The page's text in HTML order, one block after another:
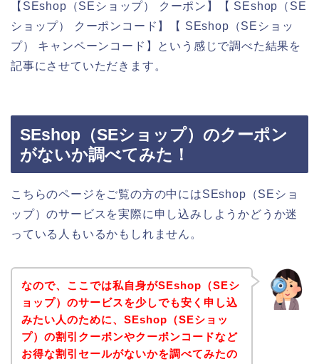
【SEshop（SEショップ） クーポン】【 SEshop（SE
ショップ） クーポンコード】【 SEshop（SEショッ
プ） キャンペーンコード】という感じで調べた結果を
記事にさせていただきます。
SEshop（SEショップ）のクーポン
がないか調べてみた！
こちらのページをご覧の方の中にはSEshop（SEショ
ップ）のサービスを実際に申し込みしようかどうか迷
っている人もいるかもしれません。
なので、ここでは私自身がSEshop（SEシ
ョップ）のサービスを少しでも安く申し込
みたい人のために、SEshop（SEショッ
プ）の割引クーポンやクーポンコードなど
お得な割引セールがないかを調べてみたの